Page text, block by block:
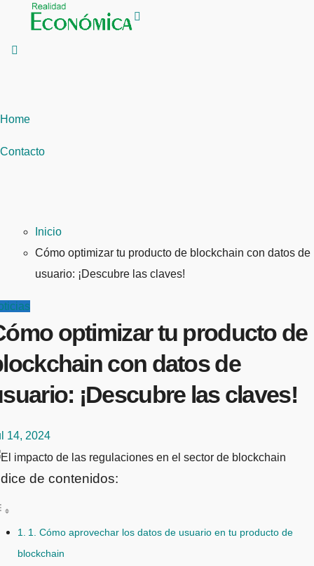
contenido
Home
Contacto
Inicio
Cómo optimizar tu producto de blockchain con datos de
usuario: ¡Descubre las claves!
optimizar tu producto de
con datos de
¡Descubre las claves!
14, 2024
de contenidos:
1. Cómo aprovechar los datos de usuario en tu producto de
blockchain